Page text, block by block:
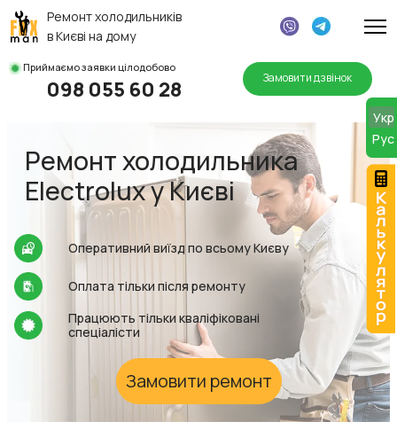
Ремонт холодильників
в Києві на дому
Приймаємо заявки цілодобово
098 055 60 28 Замовити дзвінок
Ремонт холодильника
Electrolux у Києві
Оперативний виїзд по всьому Києву
Оплата тільки після ремонту
Працюють тільки кваліфіковані
спеціалісти
Замовити ремонт
Укр
Руc